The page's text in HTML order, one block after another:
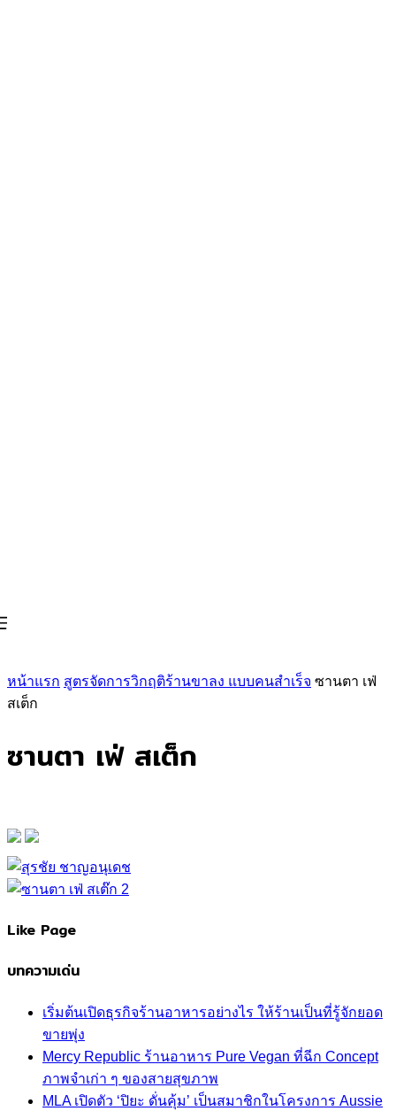
หน้าแรก สูตรจัดการวิกฤติร้านขาลง แบบคนสำเร็จ ซานตา เฟ่
สเต็ก
ซานตา เฟ่ สเต็ก
Like Page
บทความเด่น
เริ่มต้นเปิดธุรกิจร้านอาหารอย่างไร ให้ร้านเป็นที่รู้จักยอด
ขายพุ่ง
Mercy Republic ร้านอาหาร Pure Vegan ที่ฉีก Concept
ภาพจำเก่า ๆ ของสายสุขภาพ
MLA เปิดตัว ‘ปิยะ ดั่นคุ้ม’ เป็นสมาชิกในโครงการ Aussie